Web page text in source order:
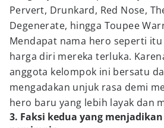
Pervert, Drunkard, Red Nose,
Degenerate, hingga Toupee
Mendapat nama hero seperti
harga diri mereka terluka.
anggota kelompok ini bersatu
mengadakan unjuk rasa demi
hero baru yang lebih layak dan
3. Faksi kedua yang